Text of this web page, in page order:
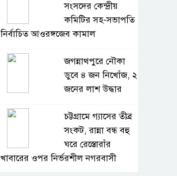
সংসদের কেন্দ্রীয়
কমিটির সহ-সভাপতি
নির্বাচিত আওরঙ্গজেব কামাল
জগন্নাথপুরে নৌকা
ডুবে ৪ জন নিখোঁজ, ২
জনের লাশ উদ্ধার
চট্টগ্রামে গ্যাসের তীব্র
সংকট, রান্না বন্ধ বহু
ঘরে রেস্তোরাঁর
খাবারের ওপর নির্ভরশীল নগরবাসী